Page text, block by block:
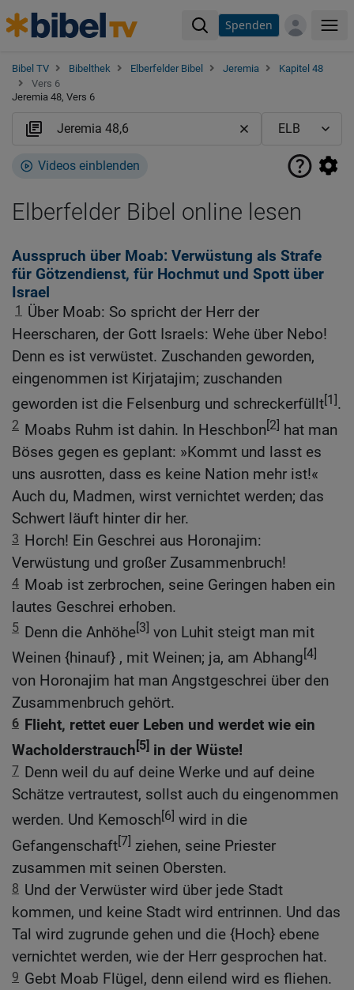
Spenden
Bibel TV Bibelthek Elberfelder Bibel Jeremia
Kapitel 48
Vers 6
Jeremia 48, Vers 6
Videos einblenden
Elberfelder Bibel online lesen
Ausspruch über Moab: Verwüstung als Strafe
für Götzendienst, für Hochmut und Spott über
Israel
1
Über Moab: So spricht der Herr der
Heerscharen, der Gott Israels: Wehe über Nebo!
Denn es ist verwüstet. Zuschanden geworden,
eingenommen ist Kirjatajim; zuschanden
geworden ist die Felsenburg und schreckerfüllt[1].
2 Moabs Ruhm ist dahin. In Heschbon[2] hat man
Böses gegen es geplant: »Kommt und lasst es
uns ausrotten, dass es keine Nation mehr ist!«
Auch du, Madmen, wirst vernichtet werden; das
Schwert läuft hinter dir her.
3 Horch! Ein Geschrei aus Horonajim:
Verwüstung und großer Zusammenbruch!
4 Moab ist zerbrochen, seine Geringen haben ein
lautes Geschrei erhoben.
5 Denn die Anhöhe[3] von Luhit steigt man mit
Weinen {hinauf} , mit Weinen; ja, am Abhang[4]
von Horonajim hat man Angstgeschrei über den
Zusammenbruch gehört.
6 Flieht, rettet euer Leben und werdet wie ein
Wacholderstrauch [5] in der Wüste!
7 Denn weil du auf deine Werke und auf deine
Schätze vertrautest, sollst auch du eingenommen
werden. Und Kemosch[6] wird in die
Gefangenschaft[7] ziehen, seine Priester
zusammen mit seinen Obersten.
8 Und der Verwüster wird über jede Stadt
kommen, und keine Stadt wird entrinnen. Und das
Tal wird zugrunde gehen und die {Hoch} ebene
vernichtet werden, wie der Herr gesprochen hat.
9 Gebt Moab Flügel, denn eilend wird es fliehen.